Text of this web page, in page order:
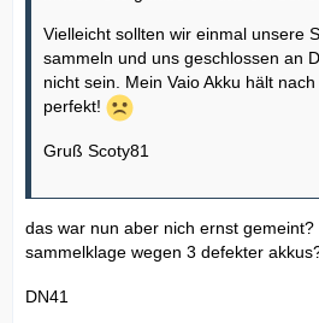
Vielleicht sollten wir einmal unsere
sammeln und uns geschlossen an
nicht sein. Mein Vaio Akku hält
perfekt!
Gruß Scoty81
das war nun aber nich ernst gemeint?
sammelklage wegen 3 defekter
DN41